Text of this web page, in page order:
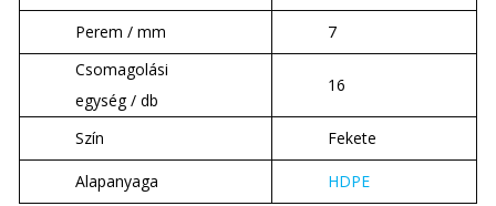
Perem / mm
7
Csomagolási
egység / db
16
Szín Fekete
Alapanyaga HDPE